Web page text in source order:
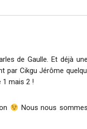
de Gaulle. Et déjà
par Cikgu Jérôme
1 mais 2 !
Nous nous